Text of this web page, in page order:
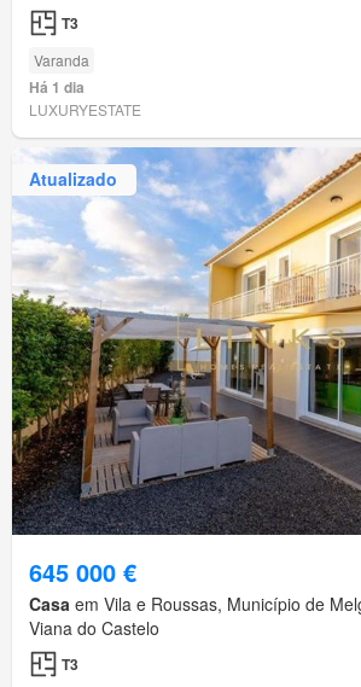
T3
Varanda
Há 1 dia
LUXURYESTATE
Atualizado
645 000 €
Casa em Vila e Roussas, Município de
Viana do Castelo
T3